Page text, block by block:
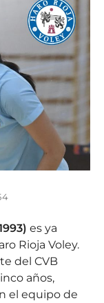
es ya
Rioja Voley.
del CVB
años,
el equipo de